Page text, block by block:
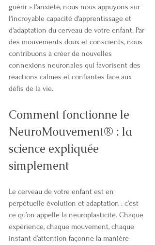
guérir » l'anxiété, nous nous appuyons sur
l'incroyable capacité d'apprentissage et
d'adaptation du cerveau de votre enfant. Par
des mouvements doux et conscients, nous
contribuons à créer de nouvelles
connexions neuronales qui favorisent des
réactions calmes et confiantes face aux
défis de la vie.
Comment fonctionne le
NeuroMouvement® : la
science expliquée
simplement
Le cerveau de votre enfant est en
perpétuelle évolution et adaptation : c’est
ce qu’on appelle la neuroplasticité. Chaque
expérience, chaque mouvement, chaque
instant d’attention façonne la manière